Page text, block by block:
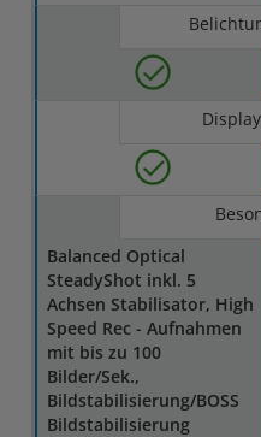
Balanced Optical
SteadyShot inkl. 5
Achsen Stabilisator, High
Speed Rec - Aufnahmen
mit bis zu 100
Bilder/Sek.,
Bildstabilisierung/BOSS
Bildstabilisierung